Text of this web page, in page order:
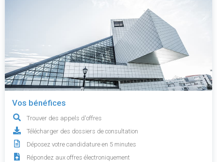
Vos bénéfices
Trouver des appels d'offres
Télécharger des dossiers de consultation
Déposez votre candidature en 5 minutes
Répondez aux offres électroniquement